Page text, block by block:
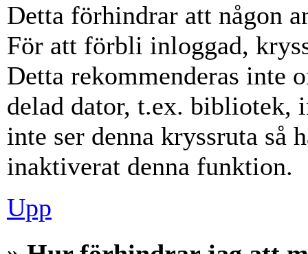
Detta förhindrar att någon
För att förbli inloggad,
Detta rekommenderas inte
delad dator, t.ex. bibliotek,
inte ser denna kryssruta så
inaktiverat denna funktion.
Upp